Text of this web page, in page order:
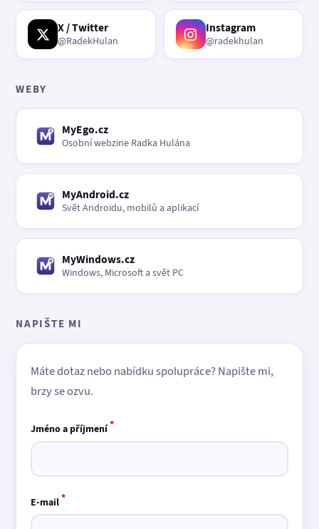
X / Twitter
@RadekHulan
Instagram
@radekhulan
WEBY
MyEgo.cz
Osobní webzine Radka Hulána
MyAndroid.cz
Svět Androidu, mobilů a aplikací
MyWindows.cz
Windows, Microsoft a svět PC
NAPIŠTE MI
Máte dotaz nebo nabídku spolupráce? Napište mi,
brzy se ozvu.
Jméno a příjmení*
E-mail*